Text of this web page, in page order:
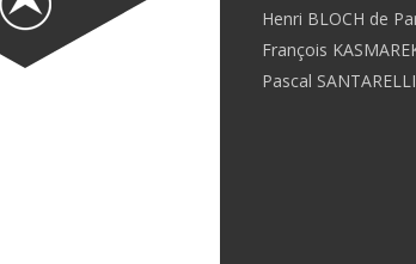
Henri BLOCH de
François
Pascal